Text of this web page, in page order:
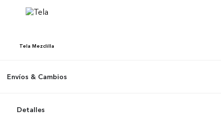
Tela Mezclilla
Envíos & Cambios
Detalles